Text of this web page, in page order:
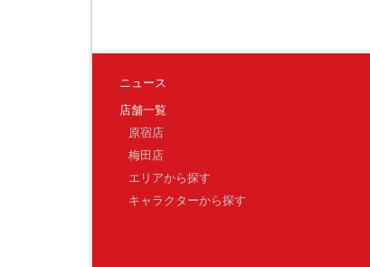
ニュース
店舗一覧
原宿店
梅田店
エリアから探す
キャラクターから探す